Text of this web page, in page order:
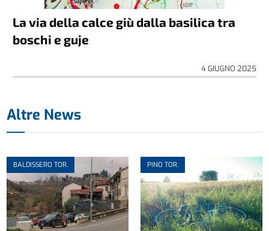
La via della calce giù dalla basilica tra
boschi e guje
4 GIUGNO 2025
Altre News
BALDISSERO TOR. PINO TOR.